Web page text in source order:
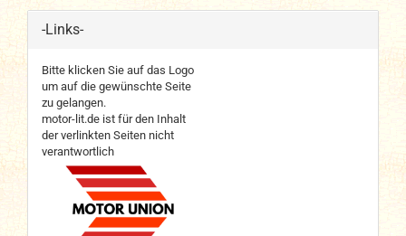
-Links-
Bitte klicken Sie auf das Logo
um auf die gewünschte Seite
zu gelangen.
motor-lit.de ist für den Inhalt
der verlinkten Seiten nicht
verantwortlich